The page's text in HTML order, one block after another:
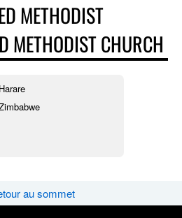
METHODIST
METHODIST CHURCH
Harare
au sommet